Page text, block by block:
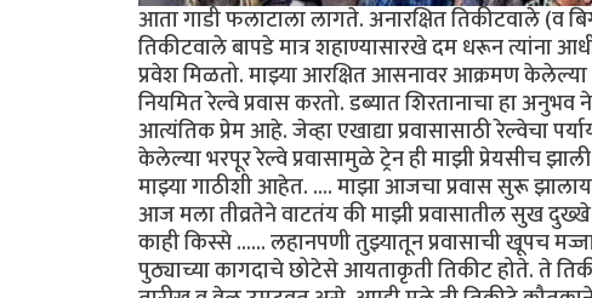
आता गाडी फलाटाला लागते. अनारक्षित तिकीटवाले (व
तिकीटवाले बापडे मात्र शहाण्यासारखे दम धरून त्यांना
प्रवेश मिळतो. माझ्या आरक्षित आसनावर आक्रमण
नियमित रेल्वे प्रवास करतो. डब्यात शिरतानाचा हा
आत्यंतिक प्रेम आहे. जेव्हा एखाद्या प्रवासासाठी रेल्वेचा
केलेल्या भरपूर रेल्वे प्रवासामुळे ट्रेन ही माझी प्रेयसीच
माझ्या गाठीशी आहेत. .... माझा आजचा प्रवास सुरू
आज मला तीव्रतेने वाटतंय की माझी प्रवासातील सुख
काही किस्से ...... लहानपणी तुझ्यातून प्रवासाची खूपच
पुठ्याच्या कागदाचे छोटेसे आयताकृती तिकीट होते. ते